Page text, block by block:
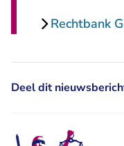
Rechtbank
Deel dit